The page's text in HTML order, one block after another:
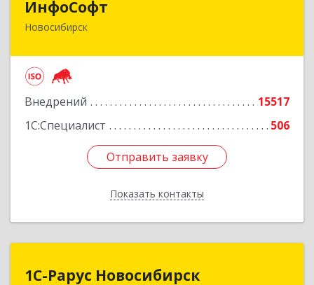
ИнфоСофт
Новосибирск
Внедрений
15517
1С:Специалист
506
Отправить заявку
Показать контакты
630091, Новосибирская обл, Новосибирск г,
Отправить заявку
Назад
1С-Рарус Новосибирск
1С-Рарус Новосибирск